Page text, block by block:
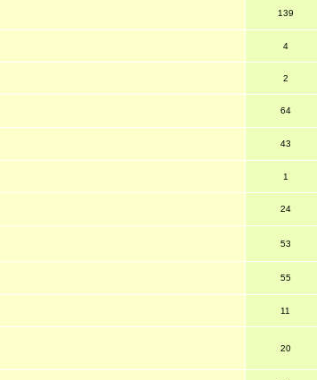
139
4
2
64
43
1
24
53
55
11
20